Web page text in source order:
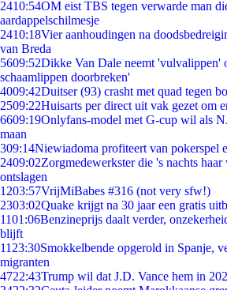
2410:54OM eist TBS tegen verwarde man
aardappelschilmesje
2410:18Vier aanhoudingen na
van Breda
5609:52Dikke Van Dale neemt 'vulvalippen'
schaamlippen doorbreken'
4009:42Duitser (93) crasht met quad tegen
2509:22Huisarts per direct uit vak gezet om
6609:19Onlyfans-model met G-cup wil als
maan
309:14Niewiadoma profiteert van pokerspel
2409:02Zorgmedewerkster die 's nachts
ontslagen
1203:57VrijMiBabes #316 (not very sfw!)
2303:02Quake krijgt na 30 jaar een gratis
1101:06Benzineprijs daalt verder,
blijft
11 23:30Smokkelbende opgerold in Spanje,
migranten
4722:43Trump wil dat J.D. Vance hem in